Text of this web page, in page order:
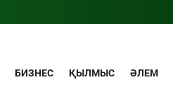
БИЗНЕС ҚЫЛМЫС ӘЛЕМ